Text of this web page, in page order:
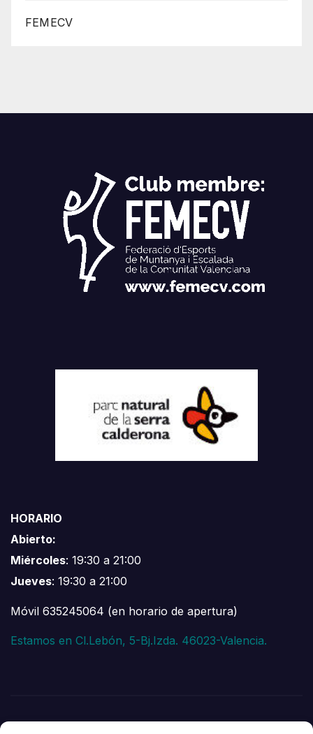
FEMECV
HORARIO
Abierto:
Miércoles: 19:30 a 21:00
Jueves: 19:30 a 21:00
Móvil 635245064 (en horario de apertura)
Estamos en Cl.Lebón, 5-Bj.Izda. 46023-Valencia.